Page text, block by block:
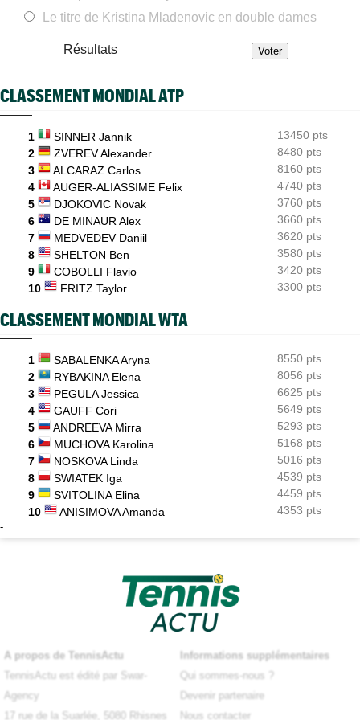
08/08
ATP - Montréal
ATP - Montréal
Jeunes
08/08
US Open
Lorenzo Musetti passe d'une équipière russe à une Ukrainienne
Le titre de Kristina Mladenovic en double dames
Résultats
CLASSEMENT MONDIAL ATP
1 SINNER Jannik
13450 pts
2
ZVEREV Alexander
8480 pts
3
ALCARAZ Carlos
8160 pts
4
AUGER-ALIASSIME Felix
4740 pts
5
DJOKOVIC Novak
3760 pts
6
DE MINAUR Alex
3660 pts
7
MEDVEDEV Daniil
3620 pts
8
SHELTON Ben
3580 pts
9
COBOLLI Flavio
3420 pts
10
FRITZ Taylor 3300 pts
CLASSEMENT MONDIAL WTA
1 SABALENKA Aryna
8550 pts
2
RYBAKINA Elena
8056 pts
3
PEGULA Jessica
6625 pts
4
GAUFF Cori
5649 pts
5
ANDREEVA Mirra
5293 pts
6
MUCHOVA Karolina
5168 pts
7
NOSKOVA Linda
5016 pts
8
SWIATEK Iga
4539 pts
9
SVITOLINA Elina
4459 pts
10
ANISIMOVA Amanda 4353 pts
-
A propos de TennisActu
TennisActu est édité par Swar-
Agency
17 rue de la Suarlée, 5080 Rhisnes
Informations supplémentaires
Qui sommes-nous ?
Devenir partenaire
Nous contacter